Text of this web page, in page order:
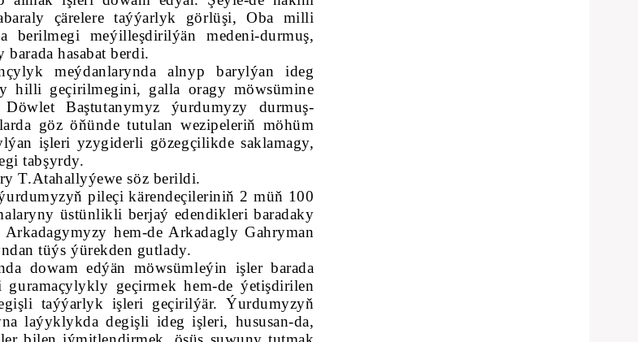
çärelere taýýarlyk görlüşi, Oba milli
berilmegi meýilleşdirilýän medeni-durmuş,
hasabat berdi.
meýdanlarynda alnyp barylýan ideg
hilli geçirilmegini, galla oragy möwsümine
Baştutanymyz ýurdumyzy durmuş-
göz öňünde tutulan wezipeleriň möhüm
işleri yzygiderli gözegçilikde saklamagy,
tabşyrdy.
T.Atahallyýewe söz berildi.
pileçi kärendeçileriniň 2 müň 100
üstünlikli berjaý edendikleri baradaky
hem-de Arkadagly Gahryman
tüýs ýürekden gutlady.
dowam edýän möwsümleýin işler barada
geçirmek hem-de ýetişdirilen
taýýarlyk işleri geçirilýär. Ýurdumyzyň
laýyklykda degişli ideg işleri, hususan-da,